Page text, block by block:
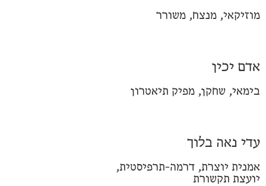
מוזיקאי, מנצח, משורר
אדם יכין
בימאי, שחקן, מפיק תיאטרון
עדי נאה בלוך
אמנית יוצרת, דרמה-תרפיסטית,
יועצת תקשורת